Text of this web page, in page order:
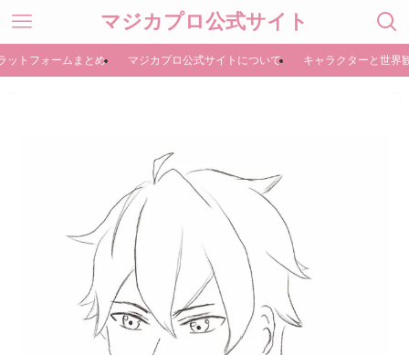
マジカプロ公式サイト
ットフォームまとめ マジカプロ公式サイトについて キャラクターと世界